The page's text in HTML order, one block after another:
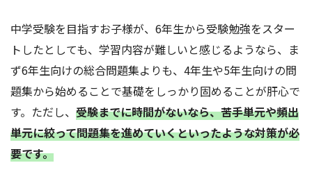
中学受験を目指すお子様が、6年生から受験勉強をスター
トしたとしても、学習内容が難しいと感じるようなら、ま
ず6年生向けの総合問題集よりも、4年生や5年生向けの問
題集から始めることで基礎をしっかり固めることが肝心で
す。ただし、 受験までに時間がないなら、苦手単元や頻出
単元に絞って問題集を進めていくといったような対策が必
要です。